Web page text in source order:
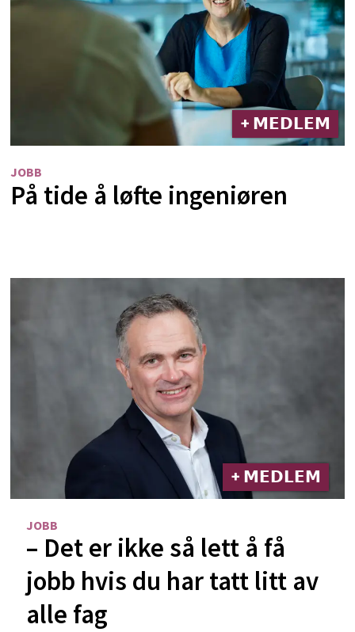
+ 𝗠𝗘𝗗𝗟𝗘𝗠
JOBB
På tide å løfte ingeniøren
+ 𝗠𝗘𝗗𝗟𝗘𝗠
JOBB
– Det er ikke så lett å få
jobb hvis du har tatt litt av
alle fag